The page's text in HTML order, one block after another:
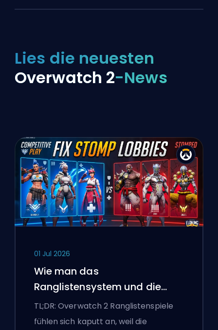
Lies die neuesten
Overwatch 2-News
01 Jul 2026
Wie man das
Ranglistensystem und die
überlegenen Lobbys von
Overwatch 2 repariert
TL;DR: Overwatch 2 Ranglistenspiele
fühlen sich kaputt an, weil die